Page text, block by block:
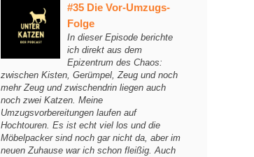
#35 Die Vor-Umzugs-
Folge
In dieser Episode berichte
ich direkt aus dem
Epizentrum des Chaos:
zwischen Kisten, Gerümpel, Zeug und noch
mehr Zeug und zwischendrin liegen auch
noch zwei Katzen. Meine
Umzugsvorbereitungen laufen auf
Hochtouren. Es ist echt viel los und die
Möbelpacker sind noch gar nicht da, aber im
neuen Zuhause war ich schon fleißig. Auch